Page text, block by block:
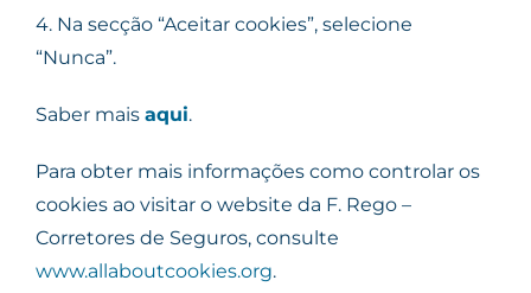
4. Na secção “Aceitar cookies”, selecione
“Nunca”.
Saber mais aqui​.
Para obter mais informações como controlar os
cookies ao visitar o website da F. Rego –
Corretores de Seguros, consulte
www.allaboutcookies.org.